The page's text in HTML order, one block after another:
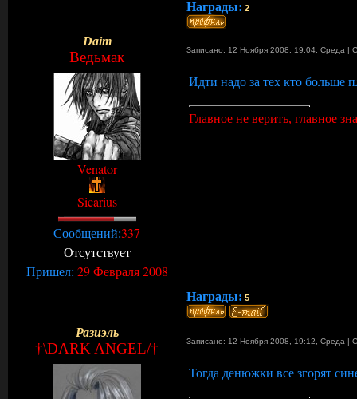
Награды: 2
Daim
Ведьмак Записано: 12 Ноября 2008, 19:04, Среда |
Venator
Sicarius
Сообщений:337
Отсутствует
Пришел: 29 Февраля 2008
Идти надо за тех кто больше
Главное не верить, главное
Награды: 5
Разиэль
†\DARK ANGEL/† Записано: 12 Ноября 2008, 19:12, Среда |
Тогда денюжки все згорят